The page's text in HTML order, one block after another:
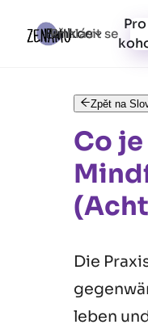
Funkce
Pro
Přihlásit se
Zpět na
Co je
Die
leben